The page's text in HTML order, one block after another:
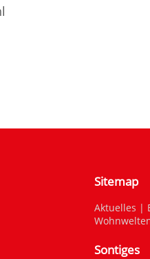
Sitemap
Aktuelles |
Sontiges